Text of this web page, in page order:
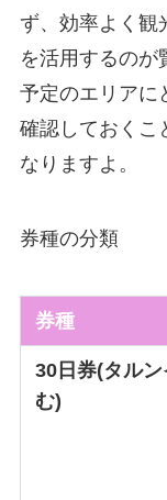
ず、効率よく観
を活用するのが
予定のエリアに
確認しておくこ
なりますよ。
券種の分類
券種
30日券(タル
む)